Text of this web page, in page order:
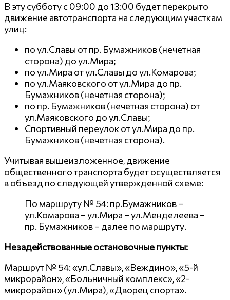
В эту субботу с 09:00 до 13:00 будет перекрыто
движение автотранспорта на следующим участкам
улиц:
по ул.Славы от пр. Бумажников (нечетная
сторона) до ул.Мира;
по ул.Мира от ул.Славы до ул.Комарова;
по ул.Маяковского от ул.Мира до пр.
Бумажников (нечетная сторона);
по пр. Бумажников (нечетная сторона) от
ул.Маяковского до ул.Славы;
Спортивный переулок от ул.Мира до пр.
Бумажников (нечетная сторона).
Учитывая вышеизложенное, движение
общественного транспорта будет осуществляется
в объезд по следующей утвержденной схеме:
По маршруту № 54: пр.Бумажников –
ул.Комарова – ул.Мира – ул.Менделеева –
пр. Бумажников – далее по маршруту.
Незадействованные остановочные пункты:
Маршрут № 54: «ул.Славы», «Веждино», «5-й
микрорайон», «Больничный комплекс», «2-
микрорайон» (ул.Мира), «Дворец спорта».